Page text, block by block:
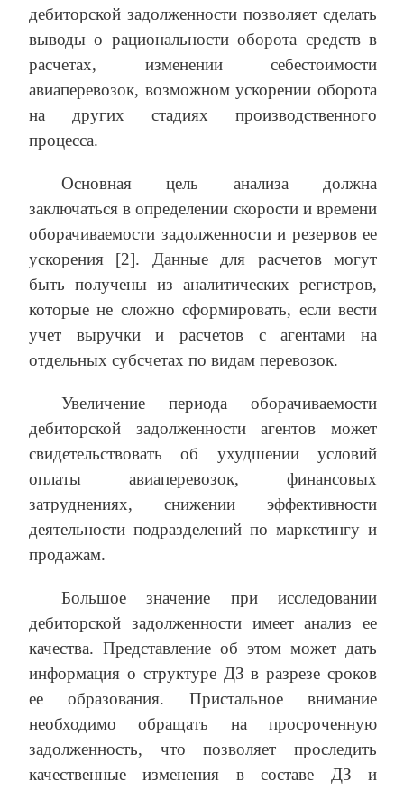
дебиторской задолженности позволяет сделать
выводы о рациональности оборота средств в
расчетах, изменении себестоимости
авиаперевозок, возможном ускорении оборота
на других стадиях производственного
процесса.
Основная цель анализа должна
заключаться в определении скорости и времени
оборачиваемости задолженности и резервов ее
ускорения [2]. Данные для расчетов могут
быть получены из аналитических регистров,
которые не сложно сформировать, если вести
учет выручки и расчетов с агентами на
отдельных субсчетах по видам перевозок.
Увеличение периода оборачиваемости
дебиторской задолженности агентов может
свидетельствовать об ухудшении условий
оплаты авиаперевозок, финансовых
затруднениях, снижении эффективности
деятельности подразделений по маркетингу и
продажам.
Большое значение при исследовании
дебиторской задолженности имеет анализ ее
качества. Представление об этом может дать
информация о структуре ДЗ в разрезе сроков
ее образования. Пристальное внимание
необходимо обращать на просроченную
задолженность, что позволяет проследить
качественные изменения в составе ДЗ и